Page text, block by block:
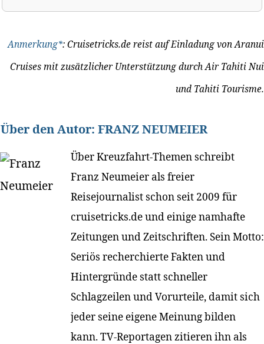
Anmerkung*: Cruisetricks.de reist auf Einladung von Aranui
Cruises mit zusätzlicher Unterstützung durch Air Tahiti Nui
und Tahiti Tourisme.
Über den Autor: FRANZ NEUMEIER
Über Kreuzfahrt-Themen schreibt
Franz Neumeier als freier
Reisejournalist schon seit 2009 für
cruisetricks.de und einige namhafte
Zeitungen und Zeitschriften. Sein Motto:
Seriös recherchierte Fakten und
Hintergründe statt schneller
Schlagzeilen und Vorurteile, damit sich
jeder seine eigene Meinung bilden
kann. TV-Reportagen zitieren ihn als